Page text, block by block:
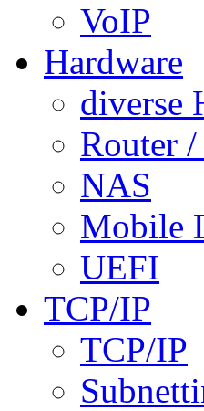
VoIP
Hardware
diverse
Router
NAS
Mobile
UEFI
TCP/IP
TCP/IP